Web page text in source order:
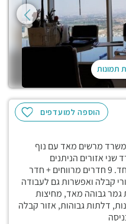
תמונות
הוספה למועדפים
בסר 4, קומה 35 !! .. משרד מרשים מאד עם נוף
שני אזורים הניתנים
להפרדה וניתן גם לשכור רק חלק אחד. 9 חדרים מרווחים + חדר
קבלה ואפשרות גם לעבודה
גבוהה מאד, מחיצות
דלתות גבוהות, אזור קבלה